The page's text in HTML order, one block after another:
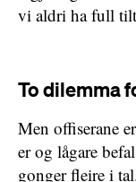
vi aldri ha full
To dilemma
Men offiserane
er og lågare
gonger fleire i